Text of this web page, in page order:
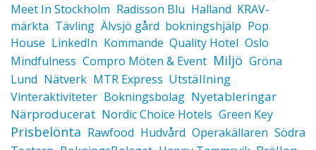
Meet In Stockholm Radisson Blu Halland KRAV-
märkta Tävling Älvsjö gård bokningshjälp Pop
House LinkedIn Kommande Quality Hotel Oslo
Mindfulness Compro Möten & Event Miljö Gröna
Lund Nätverk MTR Express Utställning
Vinteraktiviteter Bokningsbolag Nyetableringar
Närproducerat Nordic Choice Hotels Green Key
Prisbelönta Rawfood Hudvård Operakällaren Södra